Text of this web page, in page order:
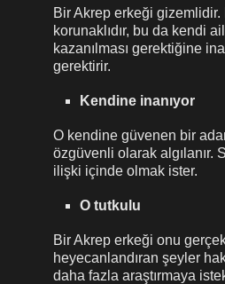
Bir Akrep erkeği
korunaklıdır, bu da kendi
kazanılması gerektiğine
gerektirir.
Kendine inanıyor
O kendine güvenen bir
özgüvenli olarak algılanır.
ilişki içinde olmak ister.
O tutkulu
Bir Akrep erkeği onu
heyecanlandıran şeyler
daha fazla araştırmaya